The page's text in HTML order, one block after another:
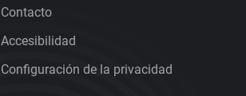
Contacto
Accesibilidad
Configuración de la privacidad